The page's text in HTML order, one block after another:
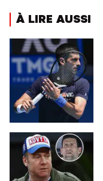
À LIRE AUSSI